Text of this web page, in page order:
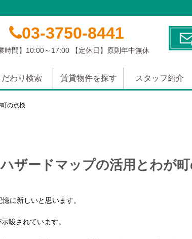
03-3750-8441
時間】10:00～17:00 【定休日】原則年中無休
だわり検索 賃貸物件を探す スタッフ紹介
の点検
ザードマップの活用とわが
に新しいと思います。
唆されています。